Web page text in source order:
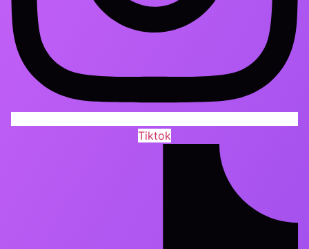
Tiktok